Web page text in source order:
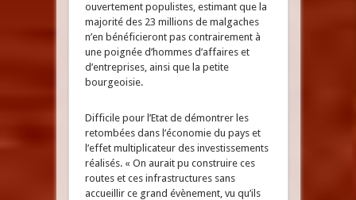
ouvertement populistes, estimant que la
majorité des 23 millions de malgaches
n’en bénéficieront pas contrairement à
une poignée d’hommes d’affaires et
d’entreprises, ainsi que la petite
bourgeoisie.
Difficile pour l’Etat de démontrer les
retombées dans l’économie du pays et
l’effet multiplicateur des investissements
réalisés. « On aurait pu construire ces
routes et ces infrastructures sans
accueillir ce grand évènement, vu qu’ils